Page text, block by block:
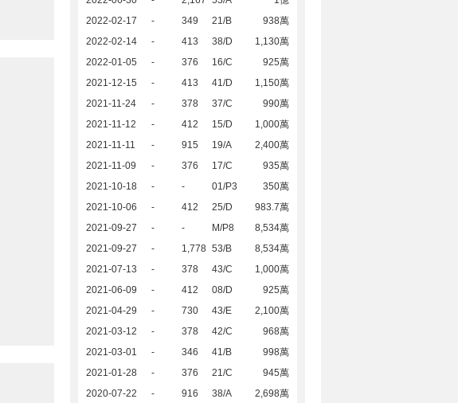
2022-02-17
- 349 21/B
938萬
2022-02-14
- 413 38/D
1,130萬
2022-01-05
- 376 16/C
925萬
2021-12-15
- 413 41/D
1,150萬
2021-11-24
- 378 37/C
990萬
2021-11-12
- 412 15/D
1,000萬
2021-11-11
- 915 19/A
2,400萬
2021-11-09
- 376 17/C
935萬
2021-10-18
- - 01/P3
350萬
2021-10-06
- 412 25/D
983.7萬
2021-09-27
- - M/P8
8,534萬
2021-09-27
- 1,778 53/B
8,534萬
2021-07-13
- 378 43/C
1,000萬
2021-06-09
- 412 08/D
925萬
2021-04-29
- 730 43/E
2,100萬
2021-03-12
- 378 42/C
968萬
2021-03-01
- 346 41/B
998萬
2021-01-28
- 376 21/C
945萬
2020-07-22
- 916 38/A
2,698萬